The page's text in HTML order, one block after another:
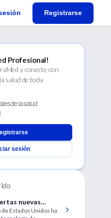
Registrarse
Profesional!
y conecte con
salud de toda
de la salud
sesión
nuevas
de bacterias
Estados Unidos ha